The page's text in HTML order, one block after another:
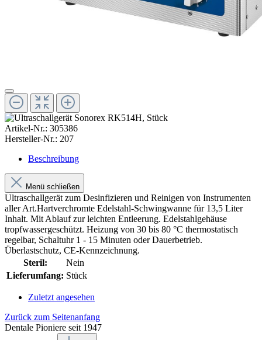
Artikel-Nr.: 305386
Hersteller-Nr.: 207
Beschreibung
Menü schließen
Ultraschallgerät zum Desinfizieren und Reinigen von Instrumenten
aller Art.Hartverchromte Edelstahl-Schwingwanne für 13,5 Liter
Inhalt. Mit Ablauf zur leichten Entleerung. Edelstahlgehäuse
tropfwassergeschützt. Heizung von 30 bis 80 °C thermostatisch
regelbar, Schaltuhr 1 - 15 Minuten oder Dauerbetrieb.
Überlastschutz, CE-Kennzeichnung.
Steril:
Nein
Lieferumfang: Stück
Zuletzt angesehen
Zurück zum Seitenanfang
Dentale Pioniere seit 1947